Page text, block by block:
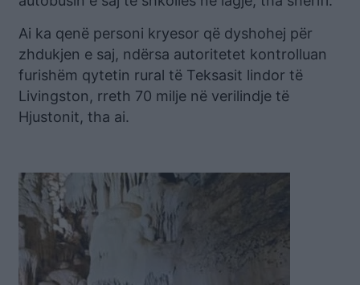
Ai ka qenë personi kryesor që dyshohej për
zhdukjen e saj, ndërsa autoritetet kontrolluan
furishëm qytetin rural të Teksasit lindor të
Livingston, rreth 70 milje në verilindje të
Hjustonit, tha ai.